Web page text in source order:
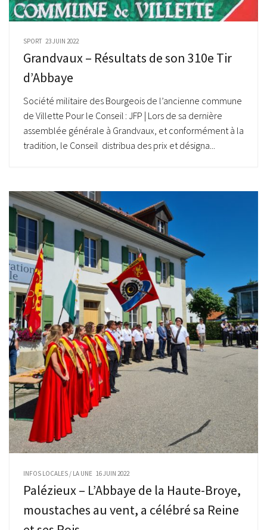
SPORT 23 JUIN 2022
Grandvaux – Résultats de son 310e Tir
d’Abbaye
Société militaire des Bourgeois de l’ancienne commune
de Villette Pour le Conseil : JFP | Lors de sa dernière
assemblée générale à Grandvaux, et conformément à la
tradition, le Conseil distribua des prix et désigna...
INFOS LOCALES / LA UNE 16 JUIN 2022
Palézieux – L’Abbaye de la Haute-Broye,
moustaches au vent, a célébré sa Reine